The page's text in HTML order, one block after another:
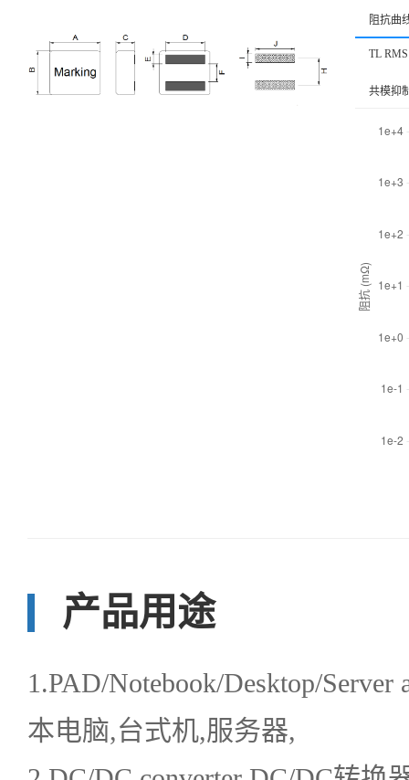
阻抗曲
TL RMS
共模抑
产品用途
1.PAD/Notebook/Desktop/Server
本电脑,台式机,服务器,